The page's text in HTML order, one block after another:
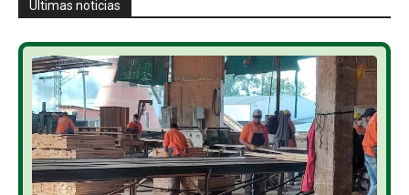
Últimas noticias